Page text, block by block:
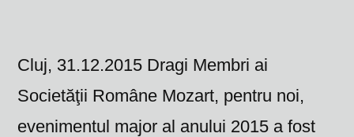
Cluj, 31.12.2015 Dragi Membri ai
Societăţii Române Mozart, pentru noi,
evenimentul major al anului 2015 a fost